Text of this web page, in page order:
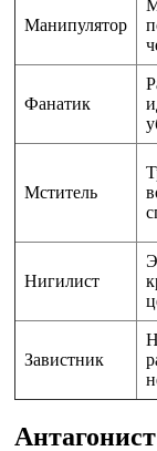
Манипулятор
Фанатик
Мститель
Нигилист
Завистник